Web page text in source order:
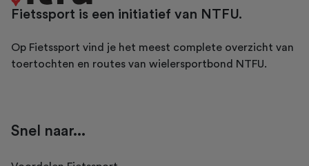
Fietssport is een initiatief van NTFU.
Op Fietssport vind je het meest complete overzicht van
toertochten en routes van wielersportbond NTFU.
Snel naar...